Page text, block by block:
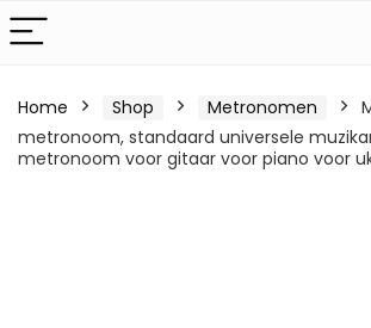
Home Shop Metronomen
metronoom, standaard universele
metronoom voor gitaar voor piano voor